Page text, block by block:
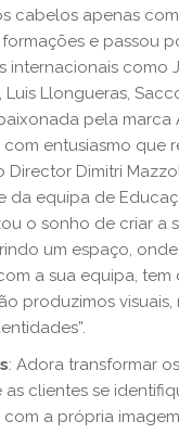
cabelos apenas com
formações e passou
internacionais como
Luis Llongueras,
pela marca
com entusiasmo que
Director Dimitri
da equipa de
o sonho de criar a
um espaço,
a sua equipa, tem
produzimos visuais,
: Adora transformar
clientes se
a própria